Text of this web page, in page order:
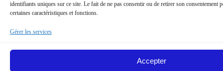
identifiants uniques sur ce site. Le fait de ne pas consentir ou de retirer son consentement
certaines caractéristiques et fonctions.
Gérer les services
Accepter